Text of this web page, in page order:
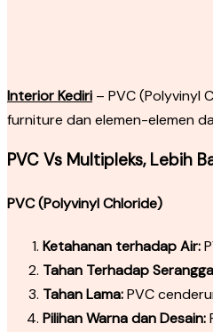
Interior Kediri – PVC (Polyvinyl
furniture dan elemen-elemen
PVC Vs Multipleks, Lebih
PVC (Polyvinyl Chloride)
Ketahanan terhadap Air:
Tahan Terhadap
Tahan Lama:PVC
Pilihan Warna dan Desain: